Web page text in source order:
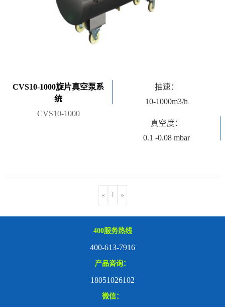
CVS10-1000旋片真空泵系
统
CVS10-1000
抽速：
10-1000m3/h
真空度：
0.1 -0.08 mbar
« 1 »
400服务热线
400-613-7916
产品咨询：
18051026102
微信：